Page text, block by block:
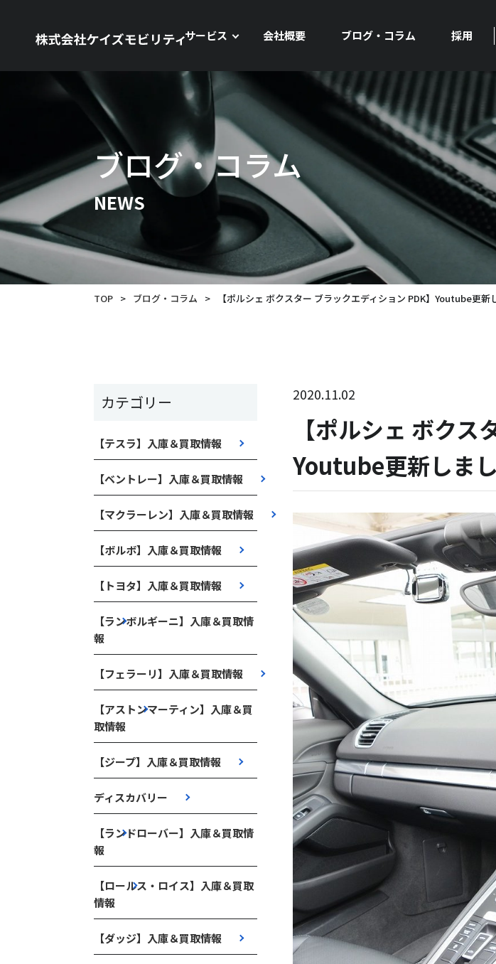
サービス 会社概要 ブログ・コラム 採用
ブログ・コラム
NEWS
TOP > ブログ・コラム > 【ポルシェ ボクスター ブラックエディション PDK】Youtube更新
カテゴリー
【テスラ】入庫＆買取情報
【ベントレー】入庫＆買取情報
【マクラーレン】入庫＆買取情報
【ボルボ】入庫＆買取情報
【トヨタ】入庫＆買取情報
【ランボルギーニ】入庫＆買取情
報
【フェラーリ】入庫＆買取情報
【アストンマーティン】入庫＆買
取情報
【ジープ】入庫＆買取情報
ディスカバリー
【ランドローバー】入庫＆買取情
報
【ロールス・ロイス】入庫＆買取
情報
【ダッジ】入庫＆買取情報
2020.11.02
【ポルシェ ボクス
Youtube更新しまし